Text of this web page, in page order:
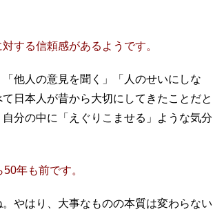
する信頼感があるようです。
他人の意見を聞く」「人のせいにしな
日本人が昔から大切にしてきたことだと
分の中に「えぐりこませる」ような気分
年も前です。
やはり、大事なものの本質は変わらない